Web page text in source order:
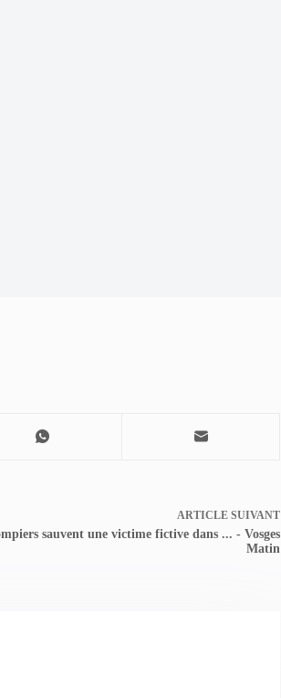
ARTICLE SUIVANT
sauvent une victime fictive dans ... - Vosges
Matin